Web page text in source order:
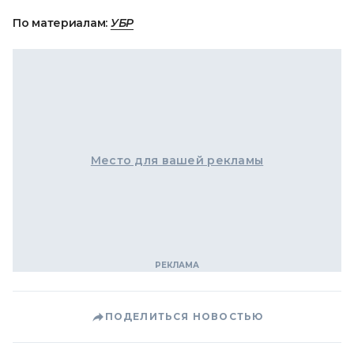
По материалам: УБР
Место для вашей рекламы
ПОДЕЛИТЬСЯ НОВОСТЬЮ